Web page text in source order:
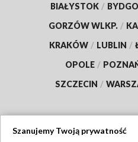
BIAŁYSTOK /
GORZÓW WLKP. /
KRAKÓW / LUBLIN /
OPOLE /
SZCZECIN /
Szanujemy Twoją prywatność